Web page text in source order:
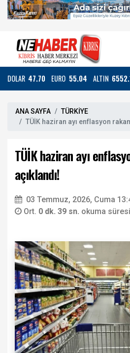
DOLAR 47.70 EURO 55.04 ALTIN
ANA SAYFA
TÜRKİYE
TÜİK haziran ayı enflasyon
TÜİK haziran ayı
açıklandı!
03 Temmuz, 2026, Cuma
Ort. 0 dk. 39 sn. okuma süresi